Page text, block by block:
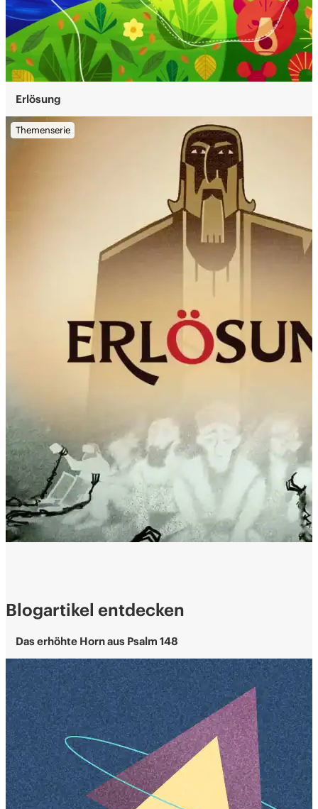
Erlösung
Themenserie
Blogartikel entdecken
Das erhöhte Horn aus Psalm 148